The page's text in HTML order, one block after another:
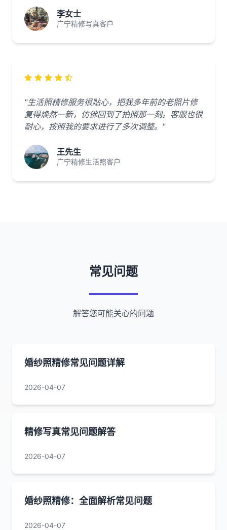
李女士
广宁精修写真客户
"生活照精修服务很贴心，把我多年前的老照片修
复得焕然一新，仿佛回到了拍照那一刻。客服也很
耐心，按照我的要求进行了多次调整。"
王先生
广宁精修生活照客户
常见问题
解答您可能关心的问题
婚纱照精修常见问题详解
2026-04-07
精修写真常见问题解答
2026-04-07
婚纱照精修：全面解析常见问题
2026-04-07